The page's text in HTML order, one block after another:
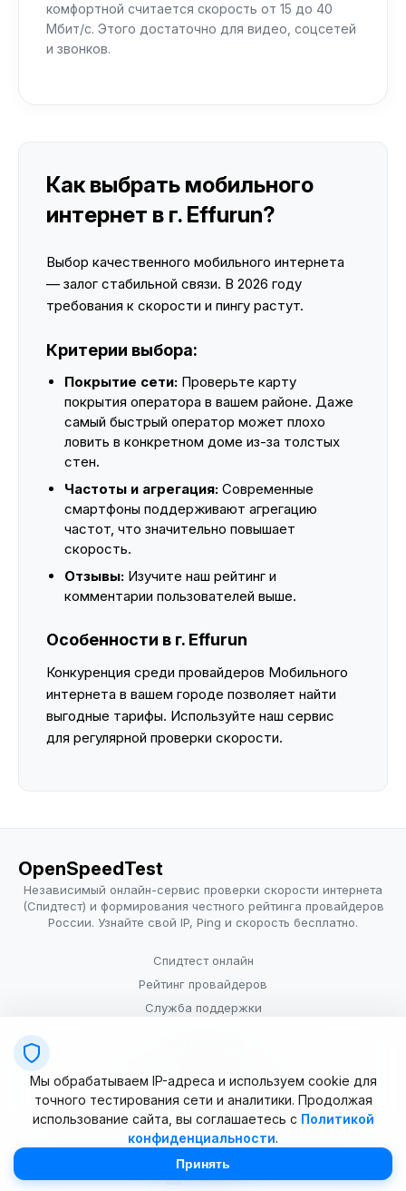
комфортной считается скорость от 15 до 40
Мбит/с. Этого достаточно для видео, соцсетей
и звонков.
Как выбрать мобильного
интернет в г. Effurun?
Выбор качественного мобильного интернета
— залог стабильной связи. В 2026 году
требования к скорости и пингу растут.
Критерии выбора:
Покрытие сети: Проверьте карту
покрытия оператора в вашем районе. Даже
самый быстрый оператор может плохо
ловить в конкретном доме из-за толстых
стен.
Частоты и агрегация: Современные
смартфоны поддерживают агрегацию
частот, что значительно повышает
скорость.
Отзывы: Изучите наш рейтинг и
комментарии пользователей выше.
Особенности в г. Effurun
Конкуренция среди провайдеров Мобильного
интернета в вашем городе позволяет найти
выгодные тарифы. Используйте наш сервис
для регулярной проверки скорости.
OpenSpeedTest
Независимый онлайн-сервис проверки скорости интернета
(Спидтест) и формирования честного рейтинга провайдеров
России. Узнайте свой IP, Ping и скорость бесплатно.
Спидтест онлайн
Рейтинг провайдеров
Служба поддержки
Условия использования
© 2025–2026 OpenSpeedTest (ИП Долматова В.В.). Все права
Мы обрабатываем IP-адреса и используем cookie для
точного тестирования сети и аналитики. Продолжая
использование сайта, вы соглашаетесь с Политикой
конфиденциальности.
Принять